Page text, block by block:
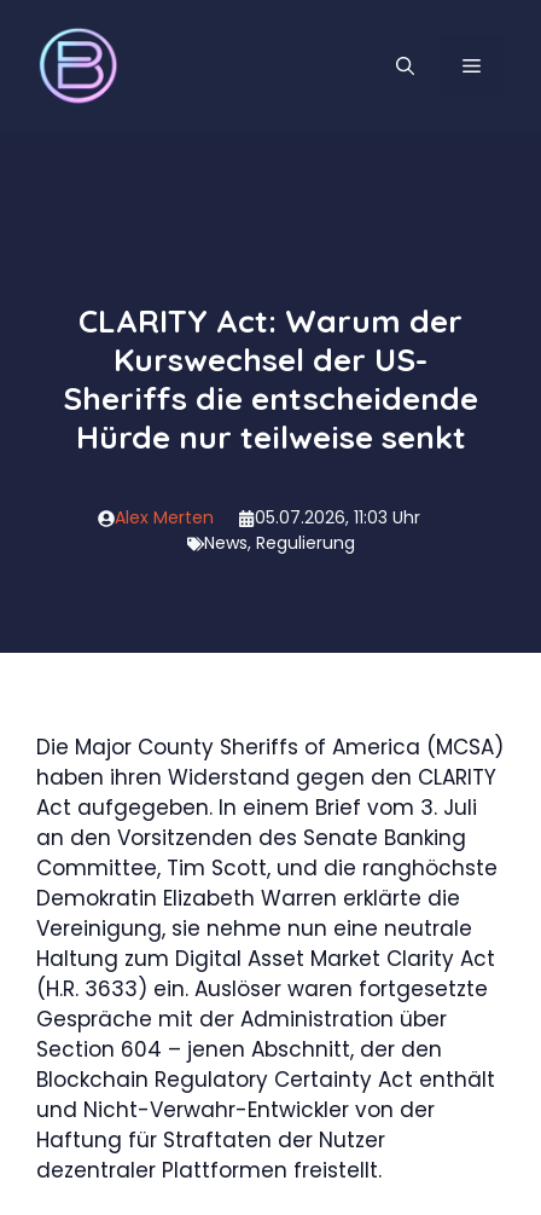
Inhalt
springen
MENÜ
CLARITY Act: Warum der
Kurswechsel der US-
Sheriffs die entscheidende
Hürde nur teilweise senkt
Alex Merten
05.07.2026, 11:03 Uhr
News, Regulierung
Die Major County Sheriffs of America (MCSA)
haben ihren Widerstand gegen den CLARITY
Act aufgegeben. In einem Brief vom 3. Juli
an den Vorsitzenden des Senate Banking
Committee, Tim Scott, und die ranghöchste
Demokratin Elizabeth Warren erklärte die
Vereinigung, sie nehme nun eine neutrale
Haltung zum Digital Asset Market Clarity Act
(H.R. 3633) ein. Auslöser waren fortgesetzte
Gespräche mit der Administration über
Section 604 – jenen Abschnitt, der den
Blockchain Regulatory Certainty Act enthält
und Nicht-Verwahr-Entwickler von der
Haftung für Straftaten der Nutzer
dezentraler Plattformen freistellt.